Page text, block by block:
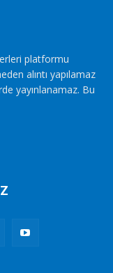
platformu
alıntı yapılamaz
yayınlanamaz. Bu